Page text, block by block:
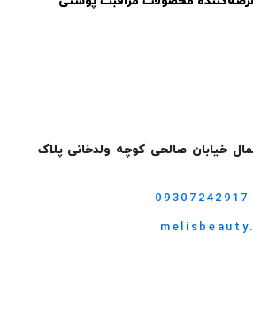
خیابان صالحی کوچه ولدخانی پلاک